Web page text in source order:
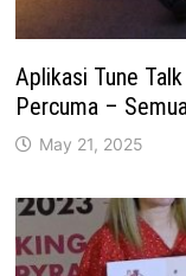
Aplikasi Tune
Percuma –
May 21, 2025